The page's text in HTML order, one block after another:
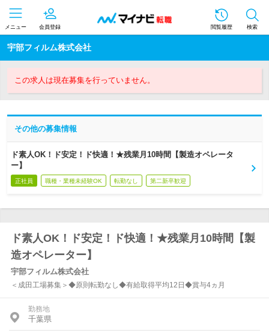
メニュー 会員登録 閲覧履歴 検索
宇部フィルム株式会社
この求人は現在募集を行っていません。
その他の募集情報
ド素人OK！ド安定！ド快適！★残業月10時間【製造オペレータ
ー】
正社員 職種・業種未経験OK 転勤なし 第二新卒歓迎
ド素人OK！ド安定！ド快適！★残業月10時間【製
造オペレーター】
宇部フィルム株式会社
＜成田工場募集＞◆原則転勤なし◆有給取得平均12日◆賞与4ヵ月
勤務地
千葉県